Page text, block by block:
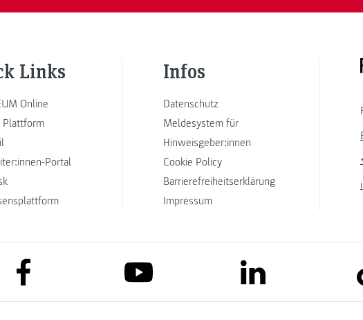
Links
Online
Portal
Infos
Datenschutz
Meldesystem für
Hinweisgeber:innen
Cookie Policy
Barrierefreiheitserklärung
Impressum
link to facebook link to youtube link to linkedin